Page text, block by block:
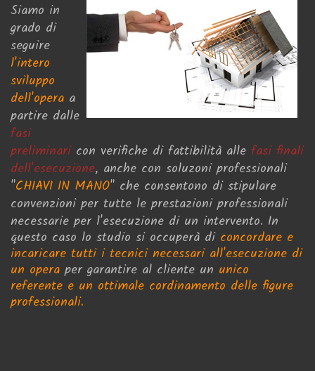
Siamo in
grado di
seguire
l'intero
sviluppo
dell'opera a
partire dalle
fasi
preliminaricon verifiche di fattibilità alle fasi finali
dell'esecuzione, anche con soluzoni professionali
"CHIAVI IN MANO" che consentono di stipulare
convenzioni per tutte le prestazioni professionali
necessarie per l'esecuzione di un intervento. In
questo caso lo studio si occuperà di concordare e
incaricare tutti i tecnici necessari all'esecuzione di
un operaper garantire al cliente un unico
referente e un ottimale cordinamento delle figure
professionali.